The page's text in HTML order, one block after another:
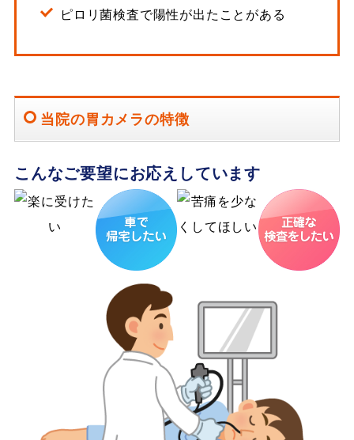
ピロリ菌検査で陽性が出たことがある
当院の胃カメラの特徴
こんなご要望にお応えしています